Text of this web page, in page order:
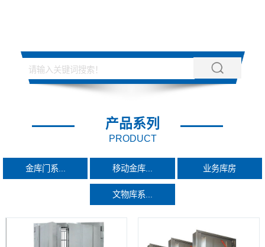
产品系列
PRODUCT
金库门系... 移动金库... 业务库房
文物库系...